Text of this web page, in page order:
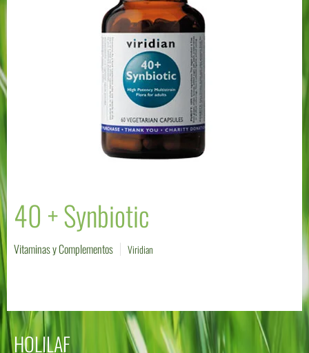
40 + Synbiotic
Vitaminas y Complementos Viridian
HOLILAF